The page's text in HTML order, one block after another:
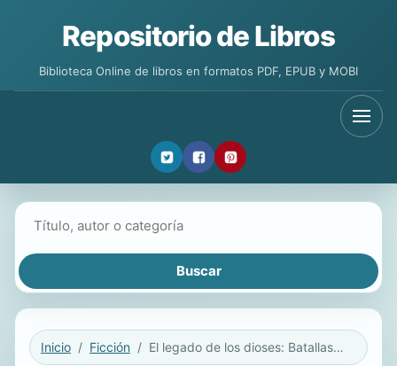
Repositorio de Libros
Biblioteca Online de libros en formatos PDF, EPUB y MOBI
Inicio Ficción El legado de los dioses: Batallas de la nueva era